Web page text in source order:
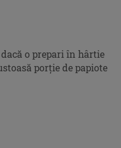
o prepari în hârtie
porţie de papiote